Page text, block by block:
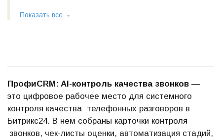
Показать все
ПрофиCRM: AI-контроль качества звонков —
это цифровое рабочее место для системного
контроля качества телефонных разговоров в
Битрикс24. В нем собраны карточки контроля
звонков, чек-листы оценки, автоматизация стадий,